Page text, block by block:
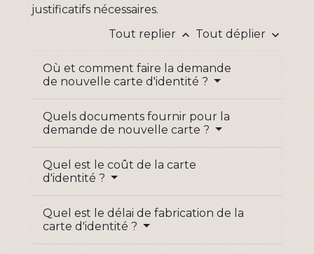
justificatifs nécessaires.
Tout replier keyboard_arrow_up Tout déplier keyboard_arrow_down
Où et comment faire la demande
de nouvelle carte d'identité ?
Quels documents fournir pour la
demande de nouvelle carte ?
Quel est le coût de la carte
d'identité ?
Quel est le délai de fabrication de la
carte d'identité ?